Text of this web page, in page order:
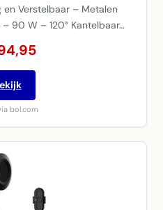
Verstelbaar – Metalen
90 W – 120° Kantelbaar…
bol.com